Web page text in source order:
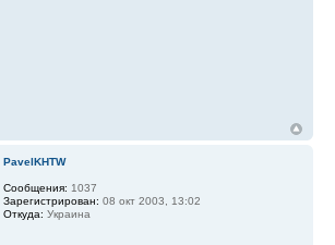
PavelKHTW
Сообщения: 1037
Зарегистрирован: 08 окт 2003, 13:02
Откуда: Украина